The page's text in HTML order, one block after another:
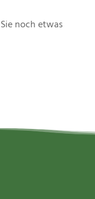
noch etwas